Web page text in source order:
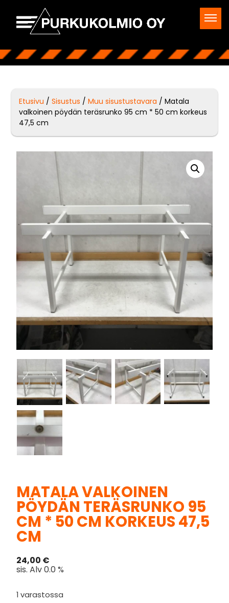
Etusivu /Sisustus /Muu sisustustavara / Matala
valkoinen pöydän teräsrunko 95 cm * 50 cm korkeus
47,5 cm
MATALA VALKOINEN
PÖYDÄN TERÄSRUNKO 95
CM * 50 CM KORKEUS 47,5
CM
24,00 €
sis. Alv 0.0 %
1 varastossa